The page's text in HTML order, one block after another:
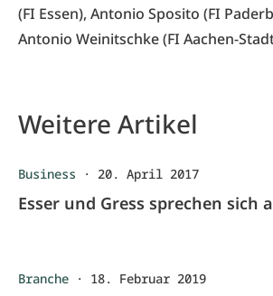
(FI Essen), Antonio Sposito (FI
Antonio Weinitschke (FI Aachen-
Weitere Artikel
Business · 20. April 2017
Esser und Gress sprechen sich
Branche · 18. Februar 2019